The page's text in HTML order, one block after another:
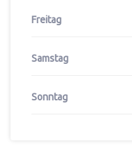
Freitag
Samstag
Sonntag